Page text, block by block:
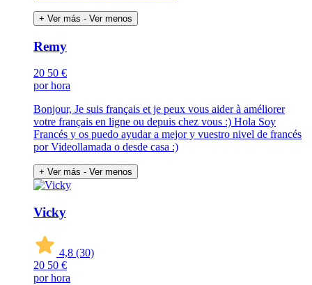
+ Ver más - Ver menos
Remy
20 50 €
por hora
Bonjour, Je suis français et je peux vous aider à améliorer
votre français en ligne ou depuis chez vous :) Hola Soy
Francés y os puedo ayudar a mejor y vuestro nivel de francés
por Videollamada o desde casa :)
+ Ver más - Ver menos
Vicky
4,8 (30)
20 50 €
por hora